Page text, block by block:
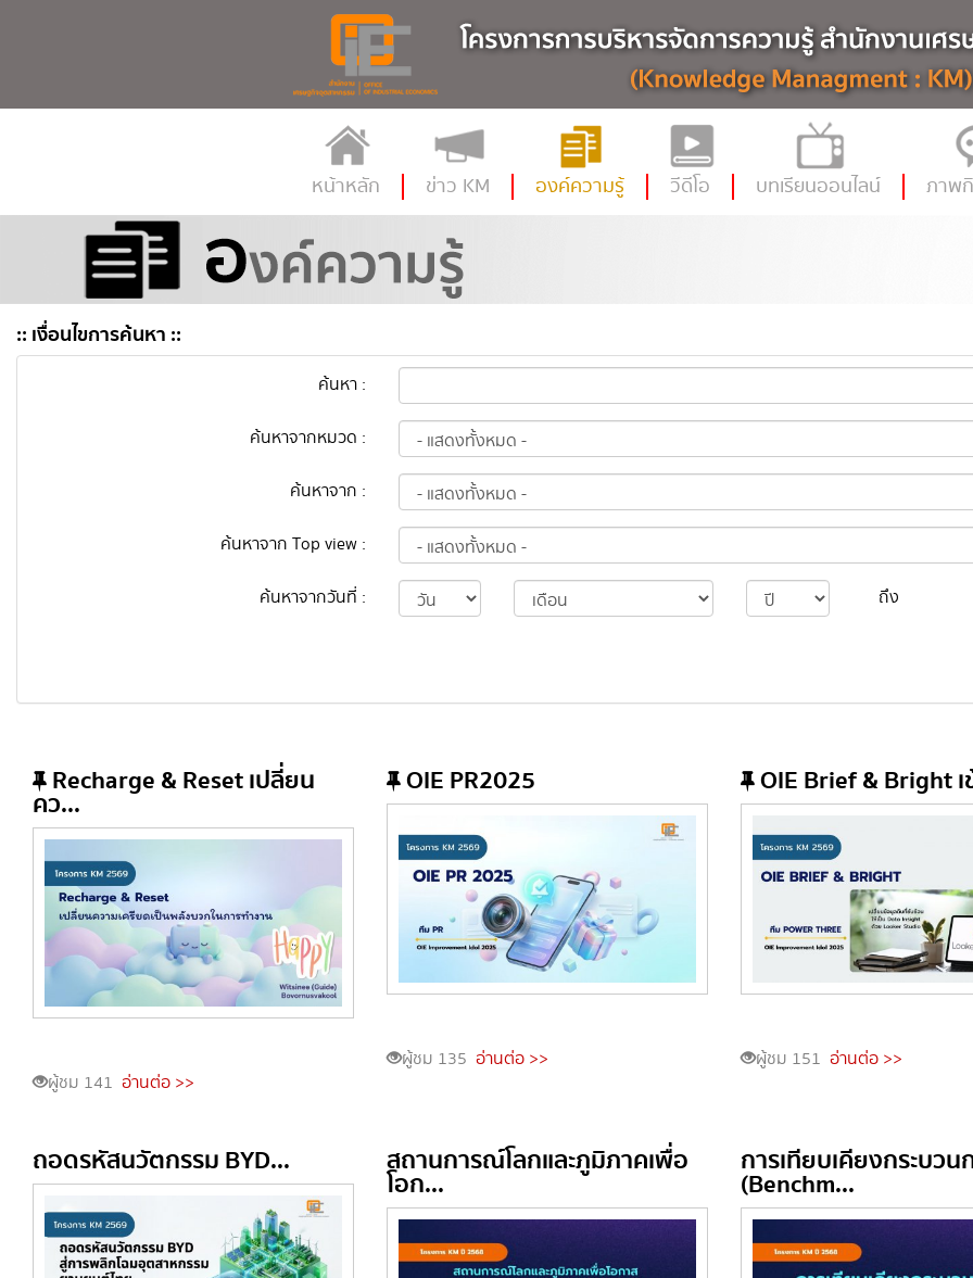
หน้าหลัก ข่าว KM องค์ความรู้ วีดีโอ บทเรียนออนไลน์ ภาพ
:: เงื่อนไขการค้นหา ::
ค้นหา :
ค้นหาจากหมวด :
ค้นหาจาก :
ค้นหาจาก Top view :
ค้นหาจากวันที่ : ถึง
Recharge & Reset เปลี่ยน
คว...
ผู้ชม 141 อ่านต่อ >>
OIE PR2025
ผู้ชม 135 อ่านต่อ >>
OIE Brief & Bright เ
ผู้ชม 151 อ่านต่อ >>
ถอดรหัสนวัตกรรม BYD... สถานการณ์โลกและภูมิภาคเพื่อ
โอก...
การเทียบเคียงกระบวน
(Benchm...